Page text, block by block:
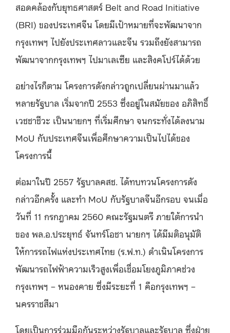
สอดคล้องกับยุทธศาสตร์ Belt and Road Initiative
(BRI) ของประเทศจีน โดยมีเป้าหมายที่จะพัฒนาจาก
กรุงเทพฯ ไปยังประเทศลาวและจีน รวมถึงยังสามารถ
พัฒนาจากกรุงเทพฯ ไปมาเลเซีย และสิงคโปร์ได้ด้วย
อย่างไรก็ตาม โครงการดังกล่าวถูกเปลี่ยนผ่านมาแล้ว
หลายรัฐบาล เริ่มจากปี 2553 ซึ่งอยู่ในสมัยของ อภิสิทธิ์
เวชชาชีวะ เป็นนายกฯ ที่เริ่มศึกษา จนกระทั่งได้ลงนาม
MoU กับประเทศจีนเพื่อศึกษาความเป็นไปได้ของ
โครงการนี้
ต่อมาในปี 2557 รัฐบาลคสช. ได้ทบทวนโครงการดัง
กล่าวอีกครั้ง และทำ MoU กับรัฐบาลจีนอีกรอบ จนเมื่อ
วันที่ 11 กรกฎาคม 2560 คณะรัฐมนตรี ภายใต้การนำ
ของ พล.อ.ประยุทธ์ จันทร์โอชา นายกฯ ได้มีมติอนุมัติ
ให้การรถไฟแห่งประเทศไทย (ร.ฟ.ท.) ดำเนินโครงการ
พัฒนารถไฟฟ้าความเร็วสูงเพื่อเชื่อมโยงภูมิภาคช่วง
กรุงเทพฯ – หนองคาย ซึ่งมีระยะที่ 1 คือกรุงเทพฯ –
นครราชสีมา
โดยเป็นการร่วมมือกันระหว่างรัฐบาลและรัฐบาล ซึ่งฝ่าย